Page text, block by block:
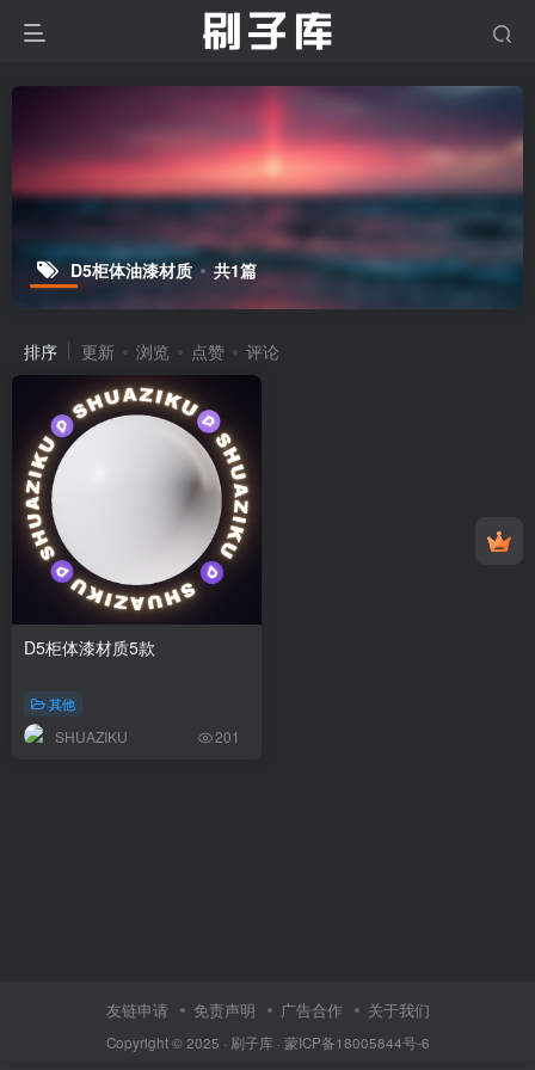
D5柜体油漆材质 共1篇
排序 更新 浏览 点赞 评论
D5柜体漆材质5款
其他
SHUAZIKU 201
友链申请 免责声明 广告合作 关于我们
Copyright © 2025 · 刷子库 · 蒙ICP备18005844号-6